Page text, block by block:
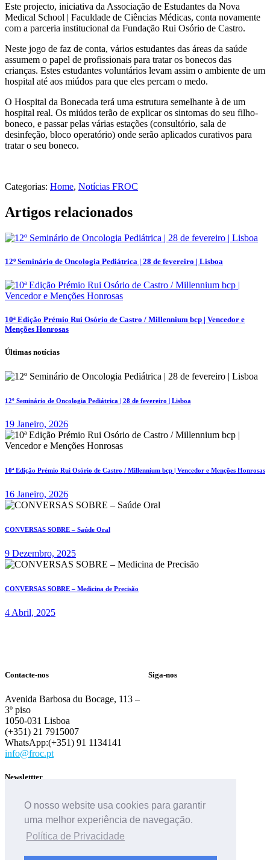
O nosso website usa cookies para garantir
uma melhor experiência de navegação.
Política de Privacidade
Este projecto, iniciativa da Associação de Estudantes da Nova
Medical School | Faculdade de Ciências Médicas, conta novamente
com a parceria institucional da Fundação Rui Osório de Castro.
Neste jogo de faz de conta, vários estudantes das áreas da saúde
assumem o papel de profissionais para tratar os bonecos das
crianças. Estes estudantes voluntários levam assim o ambiente de um
hospital até aos miúdos para que eles percam o medo.
O Hospital da Bonecada terá uma estrutura semelhante à de um
hospital real. Os miúdos terão de explicar os sintomas do seu filho-
boneco, e passar pelas várias estações (consultório, sala de
desinfeção, bloco operatório) onde serão aplicados curativos para
tratar o seu boneco.
Categorias: Home, Notícias FROC
Artigos relacionados
12º Seminário de Oncologia Pediátrica | 28 de fevereiro | Lisboa
10ª Edição Prémio Rui Osório de Castro / Millennium bcp | Vencedor e
Menções Honrosas
Últimas notícias
12º Seminário de Oncologia Pediátrica | 28 de fevereiro | Lisboa
19 Janeiro, 2026
10ª Edição Prémio Rui Osório de Castro / Millennium bcp | Vencedor e Menções Honrosas
16 Janeiro, 2026
CONVERSAS SOBRE – Saúde Oral
9 Dezembro, 2025
CONVERSAS SOBRE – Medicina de Precisão
4 Abril, 2025
Contacte-nos
Avenida Barbosa du Bocage, 113 –
3º piso
1050-031 Lisboa
(+351) 21 7915007
WhatsApp:(+351) 91 1134141
info@froc.pt
Siga-nos
Newslettter